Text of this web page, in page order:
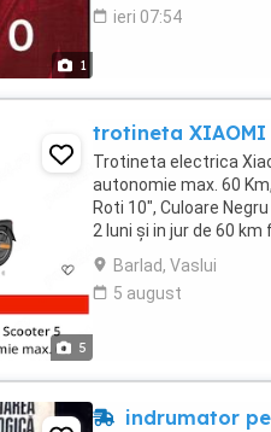
1
ieri 07:54
5
trotineta XIAOMI
Trotineta electrica
autonomie max. 60
Roti 10", Culoare
2 luni și in jur de 60
vând pt ca am suferit ...
Barlad, Vaslui
5 august
indrumator